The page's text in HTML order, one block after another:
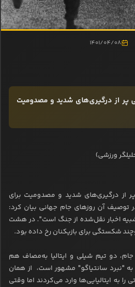
1401/04/08
۱۹۶۲ شیلی پر از درگیری‌های شدید و مصدومیت
ورزشی)
۱۹۶۲ شیلی پر از درگیری‌های شدید و مصدومیت برای
توصیف آن روزهای جام جهانی بیان کرد:
اخبار نقل‌شده از جنگ است". در هشت
شکستگی برای بازیکنان رخ داده بود.
دو تیم شیلی و ایتالیا به‌مصاف هم
"نبرد سانتیاگو" مشهور است، از همان
را به ایتالیایی‌ها وارد می‌کردند اما وقتی